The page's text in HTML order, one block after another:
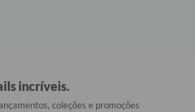
incríveis.
coleções e promoções